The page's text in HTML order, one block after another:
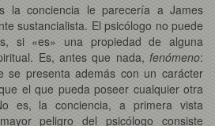
la conciencia le parecería a James
sustancialista. El psicólogo no puede
si «es» una propiedad de alguna
Es, antes que nada, fenómeno:
presenta además con un carácter
el que pueda poseer cualquier otra
es, la conciencia, a primera vista
peligro del psicólogo consiste